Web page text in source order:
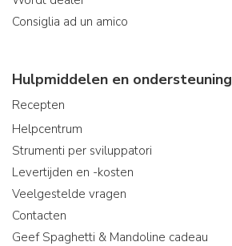
Consiglia ad un amico
Hulpmiddelen en ondersteuning
Recepten
Helpcentrum
Strumenti per sviluppatori
Levertijden en -kosten
Veelgestelde vragen
Contacten
Geef Spaghetti & Mandoline cadeau